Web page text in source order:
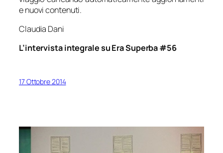
e nuovi contenuti.
Claudia Dani
L’intervista integrale su Era Superba #56
17 Ottobre 2014